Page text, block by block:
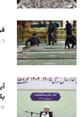
۹ مهر ۱۴۰۴
۲۴